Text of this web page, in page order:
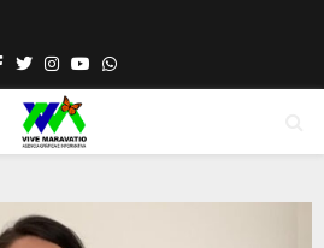
Facebook
TwitterInstagram
YoutubeWhatsapp